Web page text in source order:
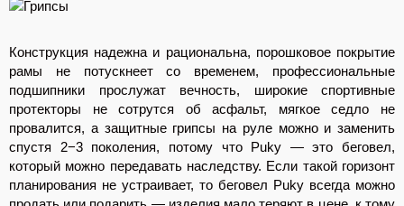
Конструкция надежна и рациональна, порошковое покрытие
рамы не потускнеет со временем, профессиональные
подшипники прослужат вечность, широкие спортивные
протекторы не сотрутся об асфальт, мягкое седло не
провалится, а защитные грипсы на руле можно и заменить
спустя 2−3 поколения, потому что Puky — это беговел,
который можно передавать наследству. Если такой горизонт
планирования не устраивает, то беговел Puky всегда можно